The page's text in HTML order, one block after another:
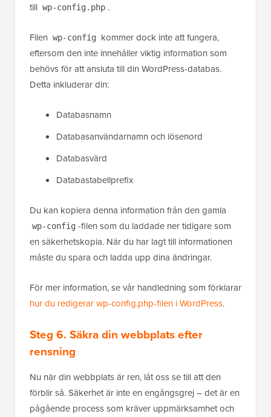
till wp-config.php .
Filen wp-config
kommer dock inte att fungera,
eftersom den inte innehåller viktig information som
behövs för att ansluta till din WordPress-databas.
Detta inkluderar din:
Databasnamn
Databasanvändarnamn och lösenord
Databasvärd
Databastabellprefix
Du kan kopiera denna information från den gamla
wp-config -filen som du laddade ner tidigare som
en säkerhetskopia. När du har lagt till informationen
måste du spara och ladda upp dina ändringar.
För mer information, se vår handledning som förklarar
hur du redigerar wp-config.php-filen i WordPress.
Steg 6. Säkra din webbplats efter
rensning
Nu när din webbplats är ren, låt oss se till att den
förblir så. Säkerhet är inte en engångsgrej – det är en
pågående process som kräver uppmärksamhet och